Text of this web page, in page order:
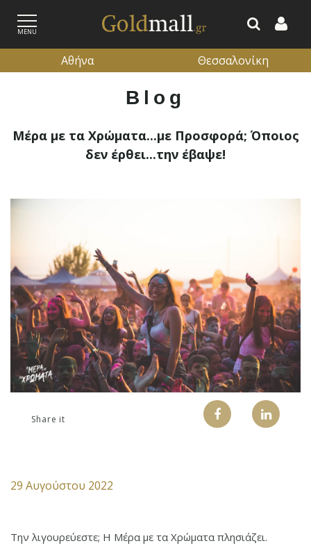
MENU
Αθήνα Θεσσαλονίκη
Blog
Μέρα με τα Χρώματα...με Προσφορά; Όποιος
δεν έρθει...την έβαψε!
Share it
29 Αυγούστου 2022
Την λιγουρεύεστε; Η Μέρα με τα Χρώματα πλησιάζει.